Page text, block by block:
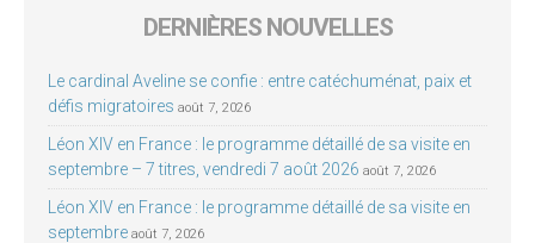
DERNIÈRES NOUVELLES
Le cardinal Aveline se confie : entre catéchuménat, paix et
défis migratoires août 7, 2026
Léon XIV en France : le programme détaillé de sa visite en
septembre – 7 titres, vendredi 7 août 2026 août 7, 2026
Léon XIV en France : le programme détaillé de sa visite en
septembre août 7, 2026